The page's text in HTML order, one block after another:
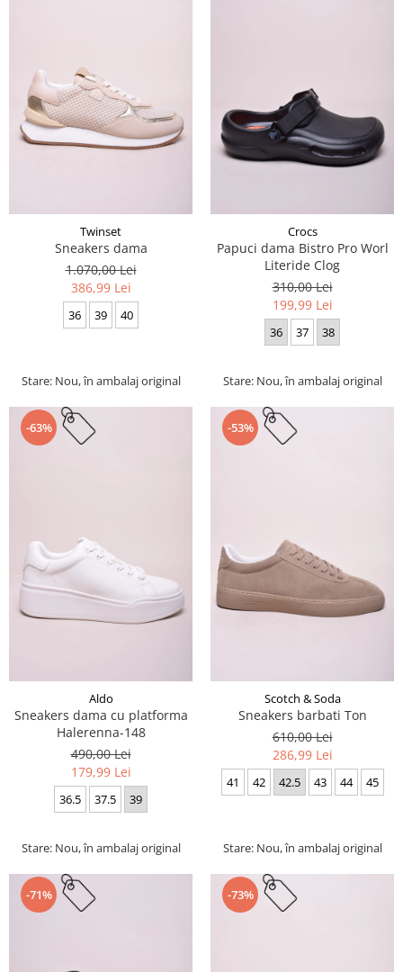
Twinset
Sneakers dama
1.070,00 Lei
386,99 Lei
36 39 40
Stare: Nou, în ambalaj original
Crocs
Papuci dama Bistro Pro Worl
Literide Clog
310,00 Lei
199,99 Lei
36 37 38
Stare: Nou, în ambalaj original
-63%
Aldo
Sneakers dama cu platforma
Halerenna-148
490,00 Lei
179,99 Lei
36.5 37.5 39
Stare: Nou, în ambalaj original
-53%
Scotch & Soda
Sneakers barbati Ton
610,00 Lei
286,99 Lei
41 42 42.5 43 44 45
Stare: Nou, în ambalaj original
-71% -73%